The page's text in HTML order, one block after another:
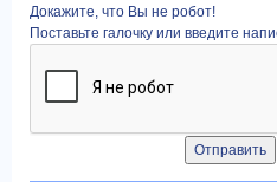
Докажите, что Вы не робот!
Поставьте галочку или введите